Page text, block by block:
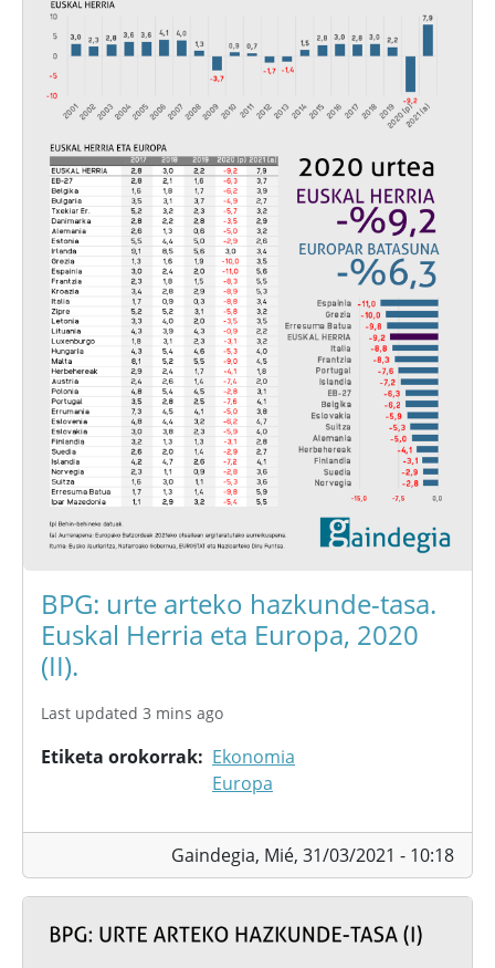
BPG: urte arteko hazkunde-tasa.
Euskal Herria eta Europa, 2020
(II).
Last updated 3 mins ago
Etiketa orokorrak
Ekonomia
Europa
Gaindegia, Mié, 31/03/2021 - 10:18